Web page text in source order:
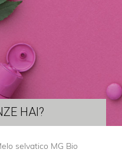
HAI?
selvatico MG Bio